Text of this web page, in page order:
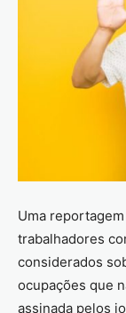
Uma
trabalhadores
considerados
ocupações que
assinada pelos